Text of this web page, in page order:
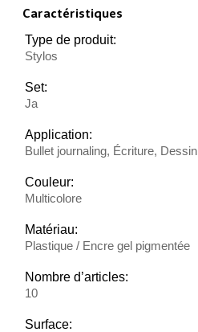
Caractéristiques
Type de produit:
Stylos
Set:
Ja
Application:
Bullet journaling, Écriture, Dessin
Couleur:
Multicolore
Matériau:
Plastique / Encre gel pigmentée
Nombre d’articles:
10
Surface: